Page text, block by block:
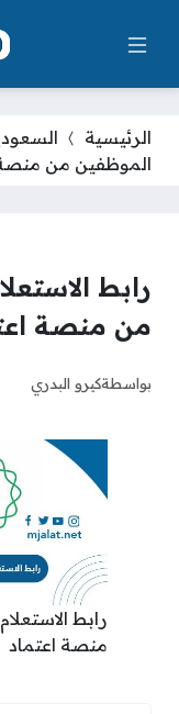
الرئيسية
الموظفين من منصة
رابط
من منصة
بواسطةكيرو البدري
رابط
منصة اعتماد